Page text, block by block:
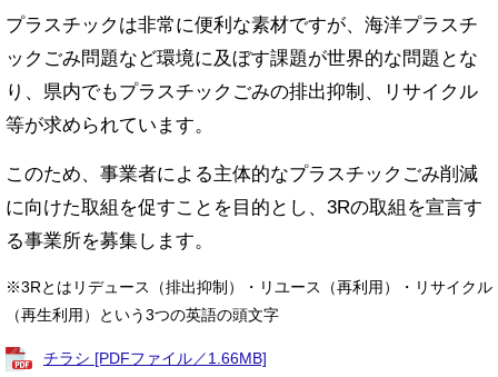
プラスチックは非常に便利な素材ですが、海洋プラスチ
ックごみ問題など環境に及ぼす課題が世界的な問題とな
り、県内でもプラスチックごみの排出抑制、リサイクル
等が求められています。
このため、事業者による主体的なプラスチックごみ削減
に向けた取組を促すことを目的とし、3Rの取組を宣言す
る事業所を募集します。
※3Rとはリデュース（排出抑制）・リユース（再利用）・リサイクル
（再生利用）という3つの英語の頭文字
チラシ [PDFファイル／1.66MB]